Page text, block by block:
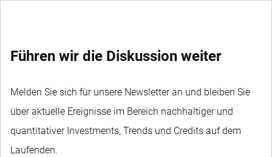
Führen wir die Diskussion weiter
Melden Sie sich für unsere Newsletter an und bleiben Sie
über aktuelle Ereignisse im Bereich nachhaltiger und
quantitativer Investments, Trends und Credits auf dem
Laufenden.